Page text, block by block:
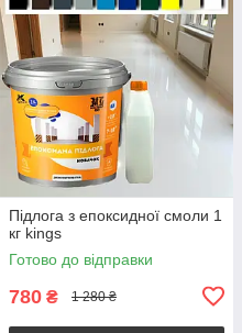
Підлога з епоксидної смоли 1
кг kings
Готово до відправки
780 ₴ 1 280 ₴